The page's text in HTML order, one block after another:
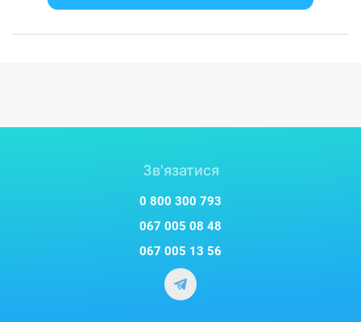
електрозамки та гаражні ворота точно працюють за
завдяки вбудованому резервному акумулятору.
Зв'язатися
0 800 300 793
067 005 08 48
067 005 13 56